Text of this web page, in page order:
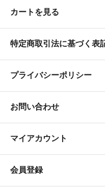
カートを見る
特定商取引法に基づく表
プライバシーポリシー
お問い合わせ
マイアカウント
会員登録